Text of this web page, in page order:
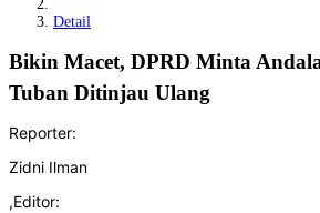
Detail
Bikin Macet, DPRD Minta
Tuban Ditinjau Ulang
Reporter:
Zidni Ilman
,Editor: